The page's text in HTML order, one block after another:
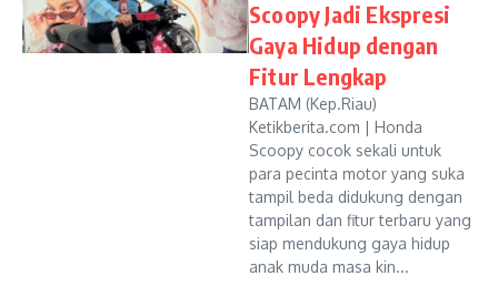
Scoopy Jadi Ekspresi
Gaya Hidup dengan
Fitur Lengkap
BATAM (Kep.Riau)
Ketikberita.com | Honda
Scoopy cocok sekali untuk
para pecinta motor yang suka
tampil beda didukung dengan
tampilan dan fitur terbaru yang
siap mendukung gaya hidup
anak muda masa kin...